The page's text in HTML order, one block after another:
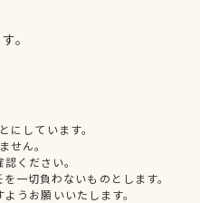
。
しています。
せん。
ください。
一切負わないものとします。
うお願いいたします。